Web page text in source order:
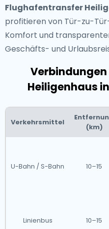
Flughafentransfer
profitieren von Tür-zu-
Komfort und
Geschäfts- und
Heiligenhaus
Verkehrsmittel
(km)
U-Bahn / S-Bahn 10–15
Linienbus 10–15